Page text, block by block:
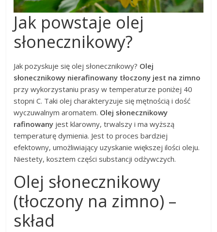
Jak powstaje olej
słonecznikowy?
Jak pozyskuje się olej słonecznikowy? Olej
słonecznikowy nierafinowany tłoczony jest na zimno
przy wykorzystaniu prasy w temperaturze poniżej 40
stopni C. Taki olej charakteryzuje się mętnością i dość
wyczuwalnym aromatem. Olej słonecznikowy
rafinowany jest klarowny, trwalszy i ma wyższą
temperaturę dymienia. Jest to proces bardziej
efektowny, umożliwiający uzyskanie większej ilości oleju.
Niestety, kosztem części substancji odżywczych.
Olej słonecznikowy
(tłoczony na zimno) –
skład